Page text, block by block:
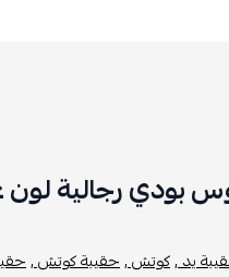
بودي رجالية
يد ,كوتش ,حقيبة كوتش ,